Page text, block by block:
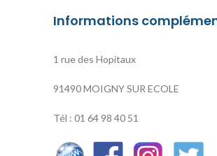
Informations
1 rue des Hopitaux
91490 MOIGNY SUR ECOLE
Tél : 01 64 98 40 51